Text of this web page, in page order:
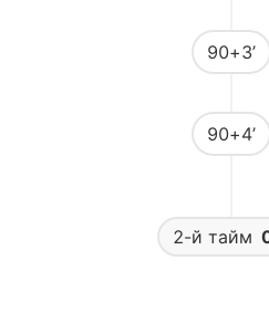
90+3’
90+4’
2-й тайм